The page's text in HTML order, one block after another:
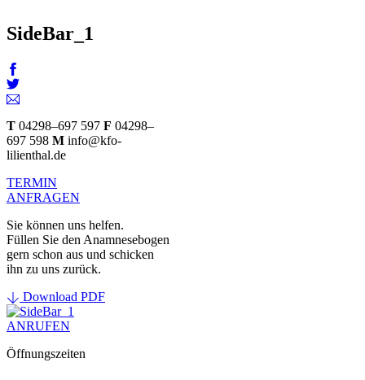
SideBar_1
T 04298–697 597 F 04298–
697 598 M info@kfo-
lilienthal.de
TERMIN
ANFRAGEN
Sie können uns helfen.
Füllen Sie den Anamnesebogen
gern schon aus und schicken
ihn zu uns zurück.
Download PDF
ANRUFEN
Öffnungszeiten